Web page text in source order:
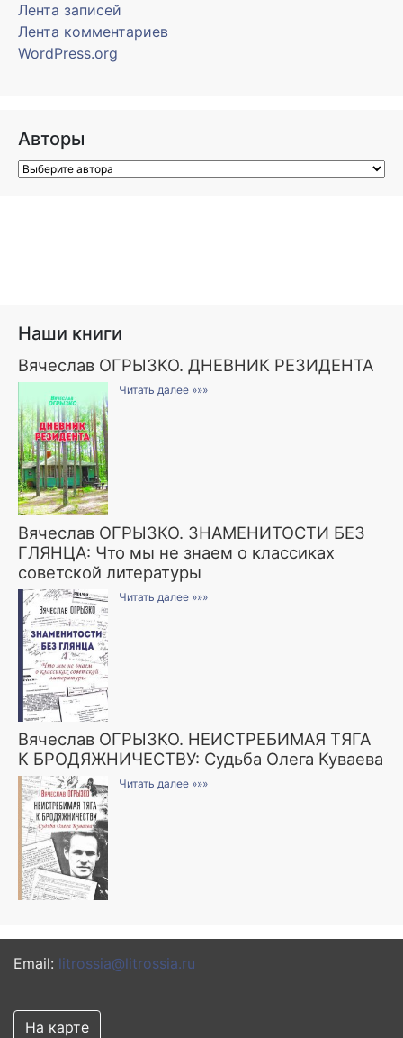
Лента записей
Лента комментариев
WordPress.org
Авторы
Наши книги
Вячеслав ОГРЫЗКО. ДНЕВНИК РЕЗИДЕНТА
Читать далее »»»
Вячеслав ОГРЫЗКО. ЗНАМЕНИТОСТИ БЕЗ
ГЛЯНЦА: Что мы не знаем о классиках
советской литературы
Читать далее »»»
Вячеслав ОГРЫЗКО. НЕИСТРЕБИМАЯ ТЯГА
К БРОДЯЖНИЧЕСТВУ: Судьба Олега Куваева
Читать далее »»»
Email: litrossia@litrossia.ru
На карте